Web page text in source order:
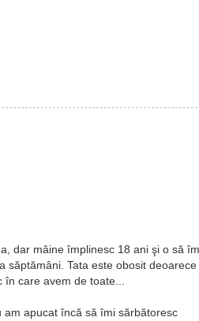
dar mâine împlinesc 18 ani şi o să
săptămâni. Tata este obosit deoarece
în care avem de toate...
apucat încă să îmi sărbătoresc